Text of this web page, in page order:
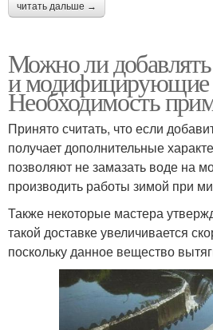
читать дальше →
Можно ли добавлять
и модифицирующие
Необходимость
Принято считать, что если
получает дополнительные
позволяют не замазать воде на
производить работы зимой при
Также некоторые мастера
такой доставке увеличивается
поскольку данное вещество